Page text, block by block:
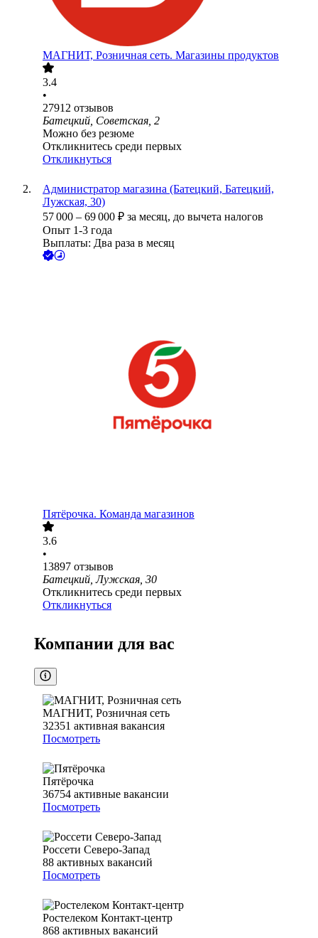
МАГНИТ, Розничная сеть. Магазины продуктов
3.4
•
27912 отзывов
Батецкий, Советская, 2
Можно без резюме
Откликнитесь среди первых
Откликнуться
Администратор магазина (Батецкий, Батецкий,
Лужская, 30)
57 000 – 69 000 ₽ за месяц, до вычета налогов
Опыт 1-3 года
Выплаты: Два раза в месяц
Пятёрочка. Команда магазинов
3.6
•
13897 отзывов
Батецкий, Лужская, 30
Откликнитесь среди первых
Откликнуться
Компании для вас
МАГНИТ, Розничная сеть
32351 активная вакансия
Посмотреть
Пятёрочка
36754 активные вакансии
Посмотреть
Россети Северо-Запад
88 активных вакансий
Посмотреть
Ростелеком Контакт-центр
868 активных вакансий